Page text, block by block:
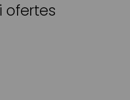
ofertes